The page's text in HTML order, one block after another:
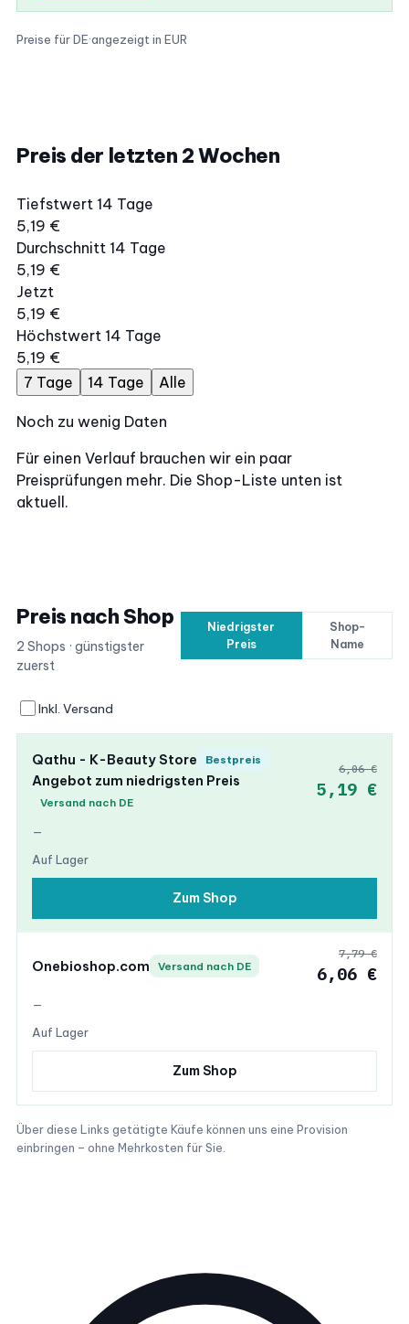
Preise für DE·angezeigt in EUR
Preis der letzten 2 Wochen
Tiefstwert 14 Tage
5,19 €
Durchschnitt 14 Tage
5,19 €
Jetzt
5,19 €
Höchstwert 14 Tage
5,19 €
7 Tage
14 Tage Alle
Noch zu wenig Daten
Für einen Verlauf brauchen wir ein paar
Preisprüfungen mehr. Die Shop-Liste unten ist
aktuell.
Preis nach Shop
2 Shops · günstigster
zuerst
Niedrigster
Preis
Shop-
Name
Inkl. Versand
Qathu - K-Beauty Store Bestpreis
Angebot zum niedrigsten Preis
Versand nach DE
—
Auf Lager
6,06 €
5,19 €
Zum Shop
Onebioshop.com Versand nach DE
—
Auf Lager
7,79 €
6,06 €
Zum Shop
Über diese Links getätigte Käufe können uns eine Provision
einbringen – ohne Mehrkosten für Sie.